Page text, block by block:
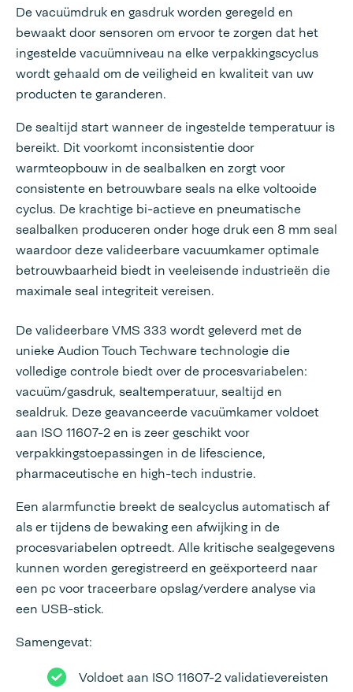
De vacuümdruk en gasdruk worden geregeld en
bewaakt door sensoren om ervoor te zorgen dat het
ingestelde vacuümniveau na elke verpakkingscyclus
wordt gehaald om de veiligheid en kwaliteit van uw
producten te garanderen.
De sealtijd start wanneer de ingestelde temperatuur is
bereikt. Dit voorkomt inconsistentie door
warmteopbouw in de sealbalken en zorgt voor
consistente en betrouwbare seals na elke voltooide
cyclus. De krachtige bi-actieve en pneumatische
sealbalken produceren onder hoge druk een 8 mm seal
waardoor deze valideerbare vacuumkamer optimale
betrouwbaarheid biedt in veeleisende industrieën die
maximale seal integriteit vereisen.
De valideerbare VMS 333 wordt geleverd met de
unieke Audion Touch Techware technologie die
volledige controle biedt over de procesvariabelen:
vacuüm/gasdruk, sealtemperatuur, sealtijd en
sealdruk. Deze geavanceerde vacuümkamer voldoet
aan ISO 11607-2 en is zeer geschikt voor
verpakkingstoepassingen in de lifescience,
pharmaceutische en high-tech industrie.
Een alarmfunctie breekt de sealcyclus automatisch af
als er tijdens de bewaking een afwijking in de
procesvariabelen optreedt. Alle kritische sealgegevens
kunnen worden geregistreerd en geëxporteerd naar
een pc voor traceerbare opslag/verdere analyse via
een USB-stick.
Samengevat:
Voldoet aan ISO 11607-2 validatievereisten